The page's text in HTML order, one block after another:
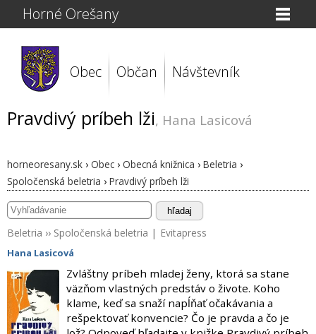
Horné Orešany
Obec Občan Návštevník
Pravdivý príbeh lži, Hana Lasicová
horneoresany.sk › Obec › Obecná knižnica › Beletria ›
Spoločenská beletria › Pravdivý príbeh lži
hľadaj
Beletria ›› Spoločenská beletria | Evitapress
Hana Lasicová
Zvláštny príbeh mladej ženy, ktorá sa stane
väzňom vlastných predstáv o živote. Koho
klame, keď sa snaží napĺňať očakávania a
rešpektovať konvencie? Čo je pravda a čo je